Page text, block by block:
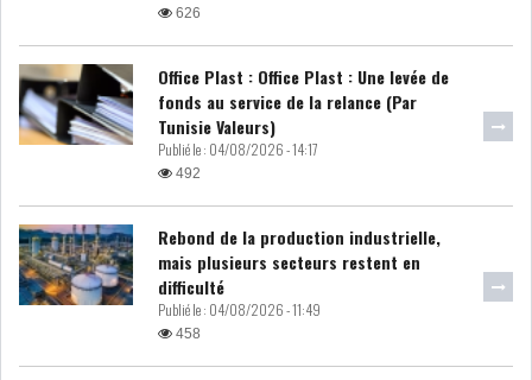
TRANSITION VERTE AU
MAGHREB : ENTRE OPPO...
RSS
INTERNATIONAL
626
Office Plast : Office Plast : Une levée de
fonds au service de la relance (Par
Tunisie Valeurs)
Publié le : 04/08/2026 - 14:17
492
Rebond de la production industrielle,
mais plusieurs secteurs restent en
difficulté
Publié le : 04/08/2026 - 11:49
458